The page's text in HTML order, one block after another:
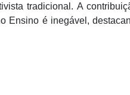
tradicional. A
Ensino é inegável,